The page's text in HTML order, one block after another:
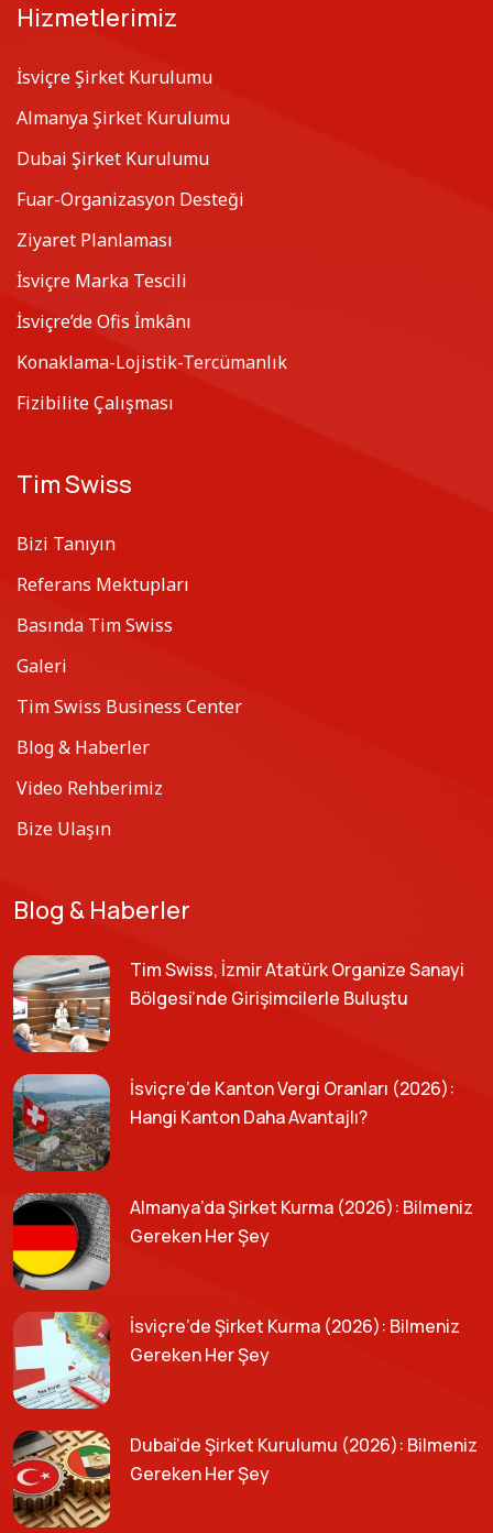
Hizmetlerimiz
İsviçre Şirket Kurulumu
Almanya Şirket Kurulumu
Dubai Şirket Kurulumu
Fuar-Organizasyon Desteği
Ziyaret Planlaması
İsviçre Marka Tescili
İsviçre’de Ofis İmkânı
Konaklama-Lojistik-Tercümanlık
Fizibilite Çalışması
Tim Swiss
Bizi Tanıyın
Referans Mektupları
Basında Tim Swiss
Galeri
Tim Swiss Business Center
Blog & Haberler
Video Rehberimiz
Bize Ulaşın
Blog & Haberler
Tim Swiss, İzmir Atatürk Organize Sanayi
Bölgesi’nde Girişimcilerle Buluştu
İsviçre’de Kanton Vergi Oranları (2026):
Hangi Kanton Daha Avantajlı?
Almanya’da Şirket Kurma (2026): Bilmeniz
Gereken Her Şey
İsviçre’de Şirket Kurma (2026): Bilmeniz
Gereken Her Şey
Dubai’de Şirket Kurulumu (2026): Bilmeniz
Gereken Her Şey